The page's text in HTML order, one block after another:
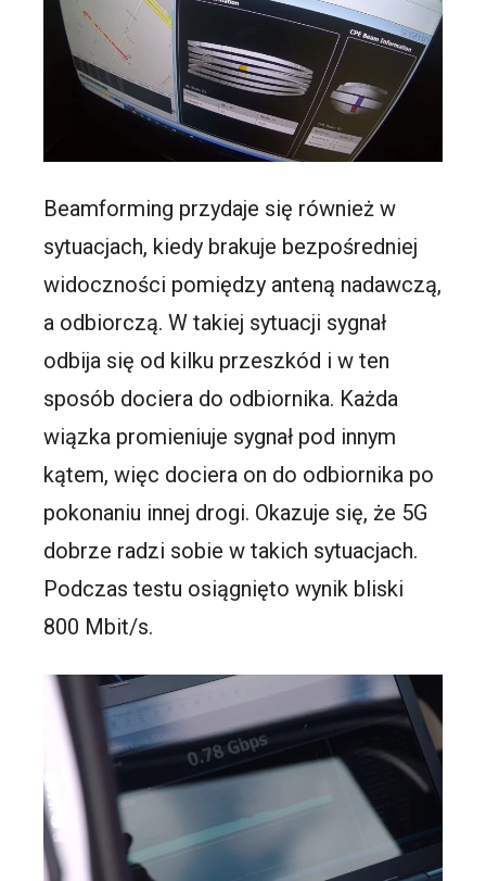
Beamforming przydaje się również w
sytuacjach, kiedy brakuje bezpośredniej
widoczności pomiędzy anteną nadawczą,
a odbiorczą. W takiej sytuacji sygnał
odbija się od kilku przeszkód i w ten
sposób dociera do odbiornika. Każda
wiązka promieniuje sygnał pod innym
kątem, więc dociera on do odbiornika po
pokonaniu innej drogi. Okazuje się, że 5G
dobrze radzi sobie w takich sytuacjach.
Podczas testu osiągnięto wynik bliski
800 Mbit/s.